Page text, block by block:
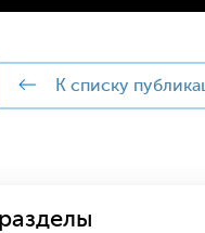
к списку